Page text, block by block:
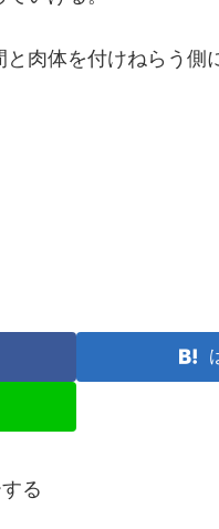
肉体を付けねらう側
る